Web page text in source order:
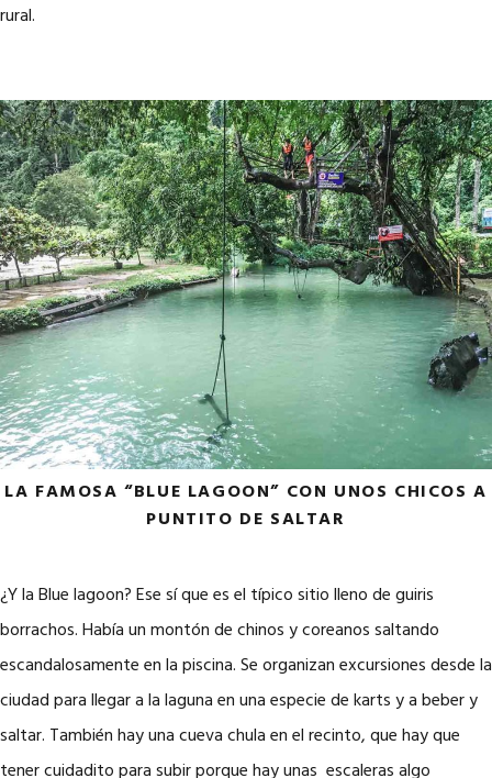
rural.
LA FAMOSA “BLUE LAGOON” CON UNOS CHICOS A
PUNTITO DE SALTAR
¿Y la Blue lagoon? Ese sí que es el típico sitio lleno de guiris
borrachos. Había un montón de chinos y coreanos saltando
escandalosamente en la piscina. Se organizan excursiones desde la
ciudad para llegar a la laguna en una especie de karts y a beber y
saltar. También hay una cueva chula en el recinto, que hay que
tener cuidadito para subir porque hay unas escaleras algo